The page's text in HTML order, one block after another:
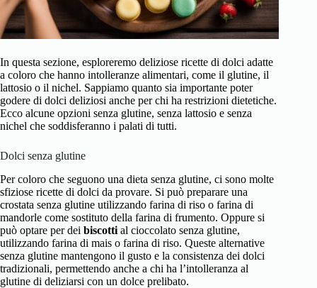
In questa sezione, esploreremo deliziose ricette di dolci adatte
a coloro che hanno intolleranze alimentari, come il glutine, il
lattosio o il nichel. Sappiamo quanto sia importante poter
godere di dolci deliziosi anche per chi ha restrizioni dietetiche.
Ecco alcune opzioni senza glutine, senza lattosio e senza
nichel che soddisferanno i palati di tutti.
Dolci senza glutine
Per coloro che seguono una dieta senza glutine, ci sono molte
sfiziose ricette di dolci da provare. Si può preparare una
crostata senza glutine utilizzando farina di riso o farina di
mandorle come sostituto della farina di frumento. Oppure si
può optare per dei biscotti al cioccolato senza glutine,
utilizzando farina di mais o farina di riso. Queste alternative
senza glutine mantengono il gusto e la consistenza dei dolci
tradizionali, permettendo anche a chi ha l’intolleranza al
glutine di deliziarsi con un dolce prelibato.